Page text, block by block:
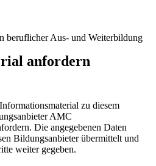
beruflicher Aus- und Weiterbildung
anfordern
zu diesem
AMC
Die angegebenen Daten
Bildungsanbieter übermittelt und
weiter gegeben.